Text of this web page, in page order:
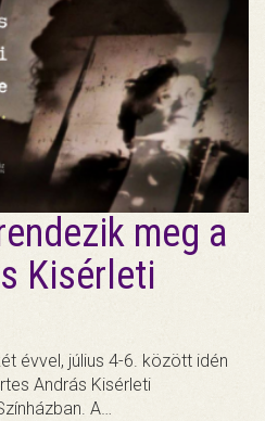
meg a
Kisérleti
évvel, július 4-6. között idén
András Kisérleti
A…